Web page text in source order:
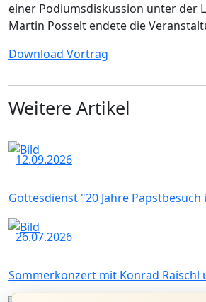
einer Podiumsdiskussion unter der
Martin Posselt endete die
Download Vortrag
Weitere Artikel
12.09.2026
Gottesdienst "20 Jahre
26.07.2026
Sommerkonzert mit Konrad Raischl